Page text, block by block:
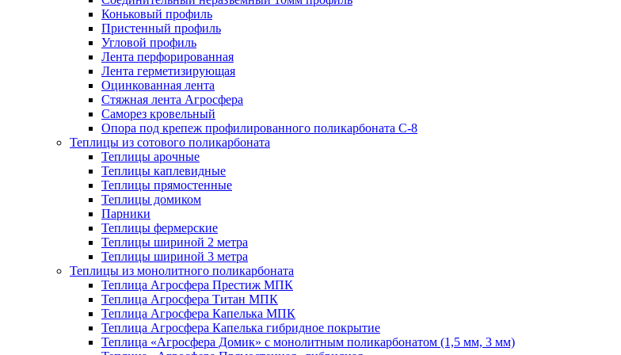
Коньковый профиль
Пристенный профиль
Угловой профиль
Лента перфорированная
Лента герметизирующая
Оцинкованная лента
Стяжная лента Агросфера
Саморез кровельный
Опора под крепеж профилированного поликарбоната С-8
Теплицы из сотового поликарбоната
Теплицы арочные
Теплицы каплевидные
Теплицы прямостенные
Теплицы домиком
Парники
Теплицы фермерские
Теплицы шириной 2 метра
Теплицы шириной 3 метра
Теплицы из монолитного поликарбоната
Теплица Агросфера Престиж МПК
Теплица Агросфера Титан МПК
Теплица Агросфера Капелька МПК
Теплица Агросфера Капелька гибридное покрытие
Теплица «Агросфера Домик» с монолитным поликарбонатом (1,5 мм, 3 мм)